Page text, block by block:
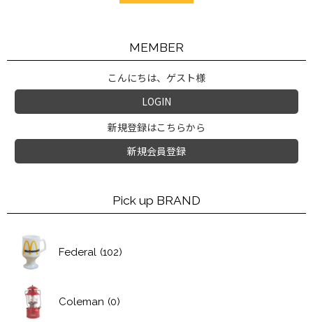
MEMBER
こんにちは、ゲスト様
LOGIN
新規登録はこちらから
新規会員登録
Pick up BRAND
Federal (102)
Coleman (0)